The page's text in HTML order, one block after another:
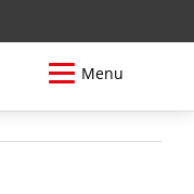
Menu